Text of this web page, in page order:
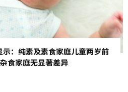
：纯素及素食家庭儿童两岁前
食家庭无显著差异